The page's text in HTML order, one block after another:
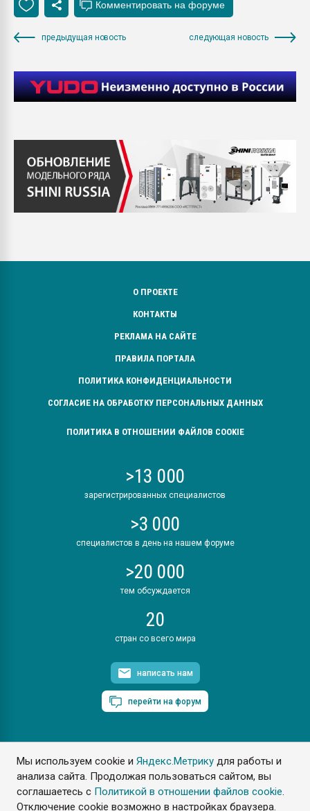
Мы используем cookie иЯндекс.Метрику для работы и
анализа сайта. Продолжая пользоваться сайтом, вы
соглашаетесь с Политикой в отношении файлов cookie.
Отключение cookie возможно в настройках браузера.
предыдущая новость следующая новость
О ПРОЕКТЕ
КОНТАКТЫ
РЕКЛАМА НА САЙТЕ
ПРАВИЛА ПОРТАЛА
ПОЛИТИКА КОНФИДЕНЦИАЛЬНОСТИ
СОГЛАСИЕ НА ОБРАБОТКУ ПЕРСОНАЛЬНЫХ ДАННЫХ
ПОЛИТИКА В ОТНОШЕНИИ ФАЙЛОВ COOKIE
>13 000
зарегистрированных специалистов
>3 000
специалистов в день на нашем форуме
>20 000
тем обсуждается
20
стран со всего мира
написать нам
перейти на форум
ПластЭксперт © 2006. Все права защищены
Разрешается копирование материалов сайта с обязательной
ссылкой на www.e-plastic.ru
Разработка сайта